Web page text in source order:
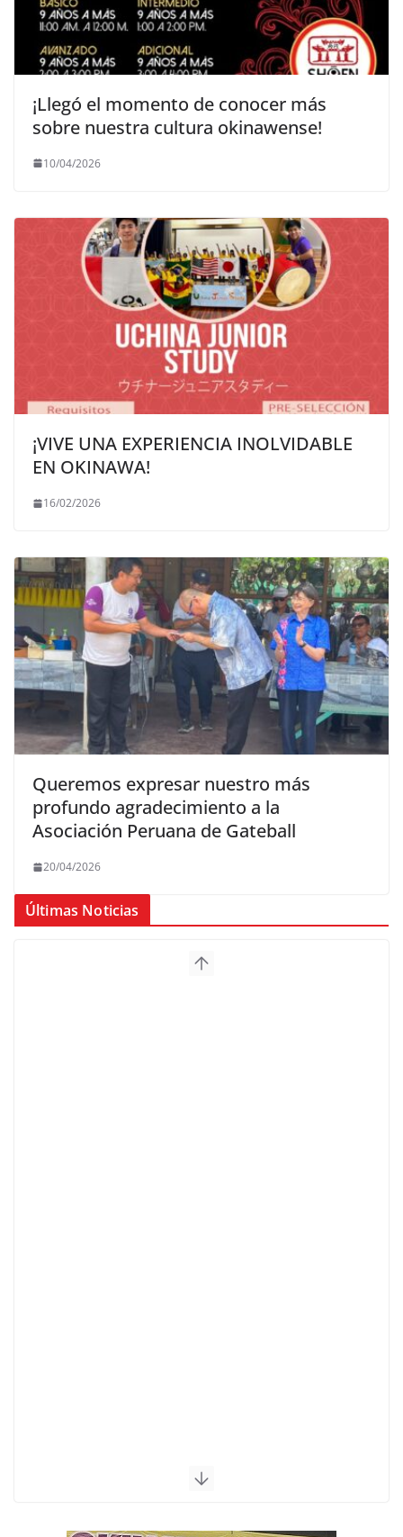
¡Llegó el momento de conocer más
sobre nuestra cultura okinawense!
10/04/2026
¡VIVE UNA EXPERIENCIA INOLVIDABLE
EN OKINAWA!
16/02/2026
Queremos expresar nuestro más
profundo agradecimiento a la
Asociación Peruana de Gateball
20/04/2026
Últimas Noticias